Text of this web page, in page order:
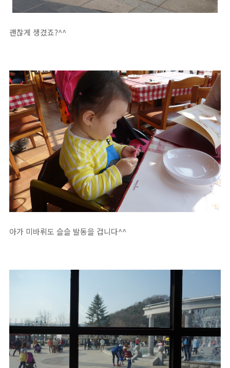
괜찮게 생겼죠?^^
아가 미바뤼도 슬슬 발동을 겁니다^^